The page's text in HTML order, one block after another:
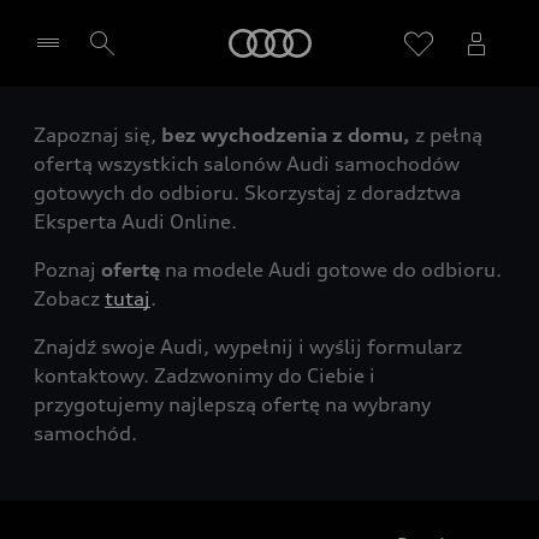
Wybierz Twojego Partnera Audi
Zapoznaj się, bez wychodzenia z domu, z pełną
ofertą wszystkich salonów Audi samochodów
gotowych do odbioru. Skorzystaj z doradztwa
Eksperta Audi Online.
Poznaj ofertę na modele Audi gotowe do odbioru.
Zobacz tutaj.
Znajdź swoje Audi, wypełnij i wyślij formularz
kontaktowy. Zadzwonimy do Ciebie i
przygotujemy najlepszą ofertę na wybrany
samochód.